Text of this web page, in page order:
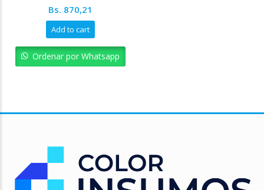
Bs. 870,21
Add to cart
Ordenar por Whatsapp